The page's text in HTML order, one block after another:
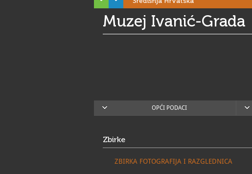
Muzej Ivanić-Grada
OPĆI PODACI
Zbirke
ZBIRKA FOTOGRAFIJA I RAZGLEDNICA